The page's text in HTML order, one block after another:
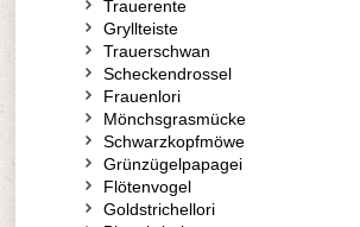
Trauerente
Gryllteiste
Trauerschwan
Scheckendrossel
Frauenlori
Mönchsgrasmücke
Schwarzkopfmöwe
Grünzügelpapagei
Flötenvogel
Goldstrichellori